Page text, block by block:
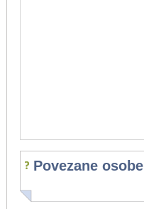
Povezane osobe